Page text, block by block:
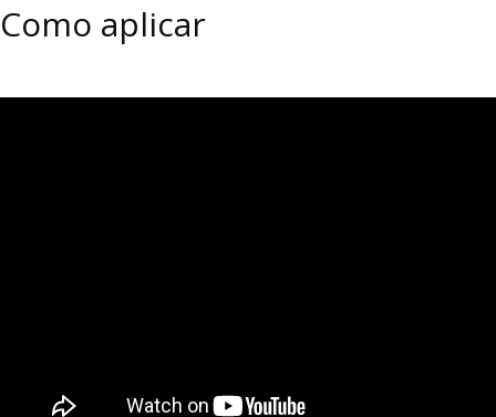
Como aplicar